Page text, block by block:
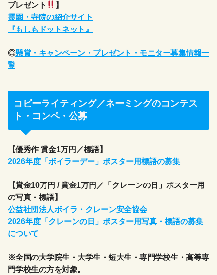
プレゼント
】
霊園・寺院の紹介サイト
『もしもドットネット』
◎懸賞・キャンペーン・プレゼント・モニター募集情報一
覧
コピーライティング／ネーミングのコンテス
ト・コンペ・公募
【優秀作 賞金1万円／標語】
2026年度「ボイラーデー」ポスター用標語の募集
【賞金10万円 / 賞金1万円／「クレーンの日」ポスター用
の写真・標語】
公益社団法人ボイラ・クレーン安全協会
2026年度「クレーンの日」ポスター用写真・標語の募集
について
※全国の大学院生・大学生・短大生・専門学校生・高等専
門学校生の方を対象。